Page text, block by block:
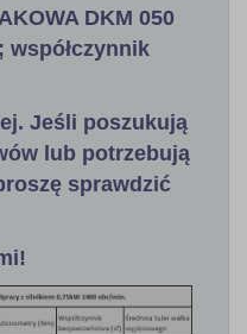
DKM 050
współczynnik
Jeśli poszukują
lub potrzebują
sprawdzić